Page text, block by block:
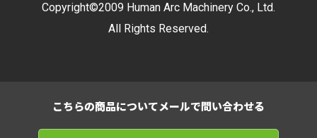
Copyright©2009 Human Arc Machinery Co., Ltd.
All Rights Reserved.
こちらの商品についてメールで問い合わせる